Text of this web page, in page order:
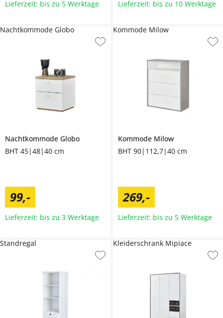
Lieferzeit: bis zu 5 Werktage Lieferzeit: bis zu 10 Werktage
Nachtkommode Globo
BHT 45|48|40 cm
99,-
Nachtkommode Globo
Lieferzeit: bis zu 3 Werktage
Kommode Milow
BHT 90|112,7|40 cm
269,-
Kommode Milow
Lieferzeit: bis zu 5 Werktage
Standregal Kleiderschrank Mipiace